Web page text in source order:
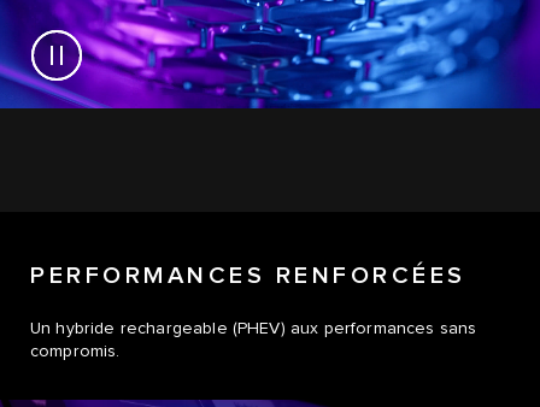
PERFORMANCES RENFORCÉES
Un hybride rechargeable (PHEV) aux performances sans
compromis.